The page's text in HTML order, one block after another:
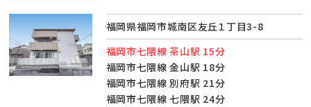
福岡県福岡市城南区友丘１丁目3-8
福岡市七隈線 茶山駅 15分
福岡市七隈線 金山駅 18分
福岡市七隈線 別府駅 21分
福岡市七隈線 七隈駅 24分